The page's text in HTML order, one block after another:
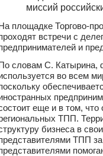
миссий
На площадке Торгово-
встречи с
и
По словам С. Катырина,
во всем
еще и в том,
ТПП.
бизнеса в
ТПП